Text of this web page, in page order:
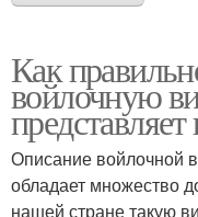
Как
войлочную
Описание войлочной
обладает множество
нашей стране такую